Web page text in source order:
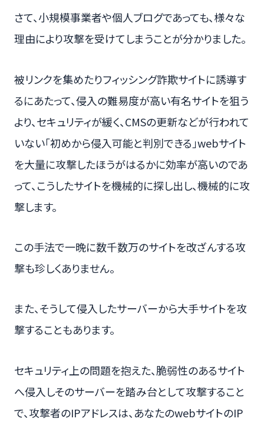
さて、小規模事業者や個人ブログであっても、様々な
理由により攻撃を受けてしまうことが分かりました。
被リンクを集めたりフィッシング詐欺サイトに誘導す
るにあたって、侵入の難易度が高い有名サイトを狙う
より、セキュリティが緩く、CMSの更新などが行われて
いない「初めから侵入可能と判別できる」webサイト
を大量に攻撃したほうがはるかに効率が高いのであ
って、こうしたサイトを機械的に探し出し、機械的に攻
撃します。
この手法で一晩に数千数万のサイトを改ざんする攻
撃も珍しくありません。
また、そうして侵入したサーバーから大手サイトを攻
撃することもあります。
セキュリティ上の問題を抱えた、脆弱性のあるサイト
へ侵入しそのサーバーを踏み台として攻撃すること
で、攻撃者のIPアドレスは、あなたのwebサイトのIP